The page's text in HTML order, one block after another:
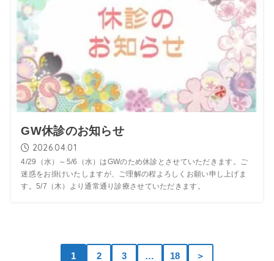
GW休診のお知らせ
2026.04.01
4/29（水）～5/6（水）はGWのため休診とさせていただきます。ご
迷惑をお掛けいたしますが、ご理解の程よろしくお願い申し上げま
す。5/7（木）より通常通り診療させていただきます。
1 2 3 … 18 ＞